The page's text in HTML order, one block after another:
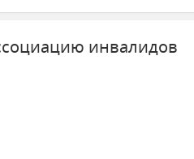
инвалидов